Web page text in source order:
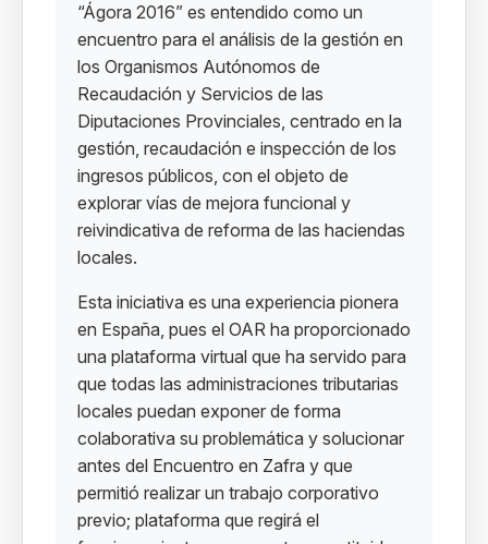
“Ágora 2016” es entendido como un
encuentro para el análisis de la gestión en
los Organismos Autónomos de
Recaudación y Servicios de las
Diputaciones Provinciales, centrado en la
gestión, recaudación e inspección de los
ingresos públicos, con el objeto de
explorar vías de mejora funcional y
reivindicativa de reforma de las haciendas
locales.
Esta iniciativa es una experiencia pionera
en España, pues el OAR ha proporcionado
una plataforma virtual que ha servido para
que todas las administraciones tributarias
locales puedan exponer de forma
colaborativa su problemática y solucionar
antes del Encuentro en Zafra y que
permitió realizar un trabajo corporativo
previo; plataforma que regirá el